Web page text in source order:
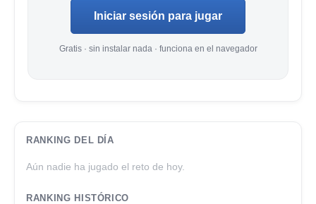
Iniciar sesión para jugar
Gratis · sin instalar nada · funciona en el navegador
RANKING DEL DÍA
Aún nadie ha jugado el reto de hoy.
RANKING HISTÓRICO